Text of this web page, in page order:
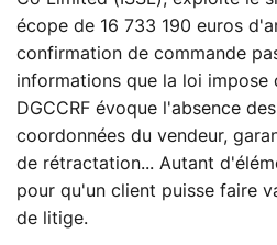
écope de 16 733 190 euros
confirmation de commande
informations que la loi impose
DGCCRF évoque l'absence
coordonnées du vendeur,
de rétractation... Autant
pour qu'un client puisse faire
de litige.